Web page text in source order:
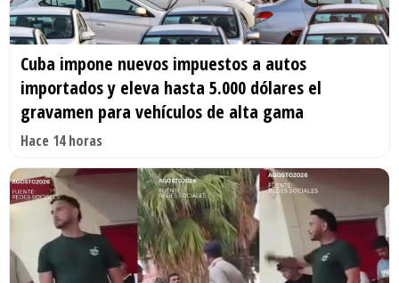
Cuba impone nuevos impuestos a autos
importados y eleva hasta 5.000 dólares el
gravamen para vehículos de alta gama
Hace 14 horas